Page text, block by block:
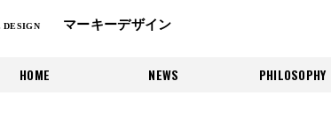
DESIGN マーキーデザイン
HOME NEWS PHILOSOPHY